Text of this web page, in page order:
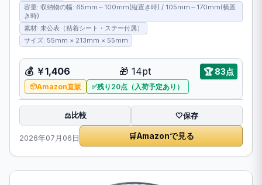
容量: 収納物の幅: 65mm～100mm(縦置き時) / 105mm～170mm(横置
き時)
素材: 未公表（粘着シート・ステー付属）
サイズ: 55mm × 213mm × 55mm
💰 ￥1,406 🎁 14pt 🏆83点
Amazon直販 残り20点（入荷予定あり）
⚖️比較 🤍保存
2026年07月06日 🛒Amazonで見る